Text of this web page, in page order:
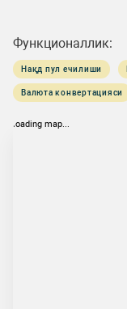
Функционаллик:
Нақд пул ечилиши
Валюта конвертацияси
loading map...